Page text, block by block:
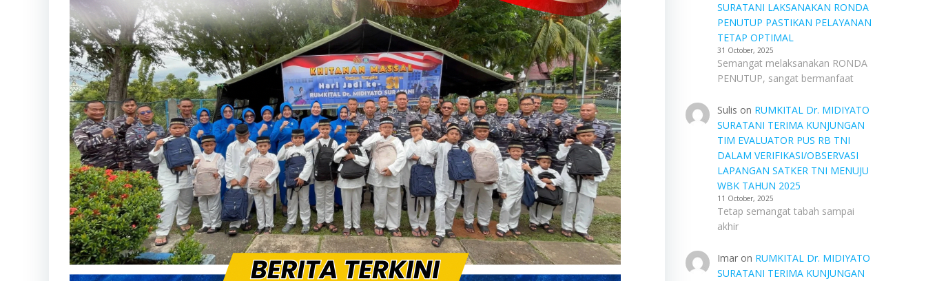
SURATANI LAKSANAKAN RONDA
PENUTUP PASTIKAN PELAYANAN
TETAP OPTIMAL
31 October, 2025
Semangat melaksanakan RONDA
PENUTUP, sangat bermanfaat
Sulis on RUMKITAL Dr. MIDIYATO
SURATANI TERIMA KUNJUNGAN
TIM EVALUATOR PUS RB TNI
DALAM VERIFIKASI/OBSERVASI
LAPANGAN SATKER TNI MENUJU
WBK TAHUN 2025
11 October, 2025
Tetap semangat tabah sampai
akhir
Imaron RUMKITAL Dr. MIDIYATO
SURATANI TERIMA KUNJUNGAN